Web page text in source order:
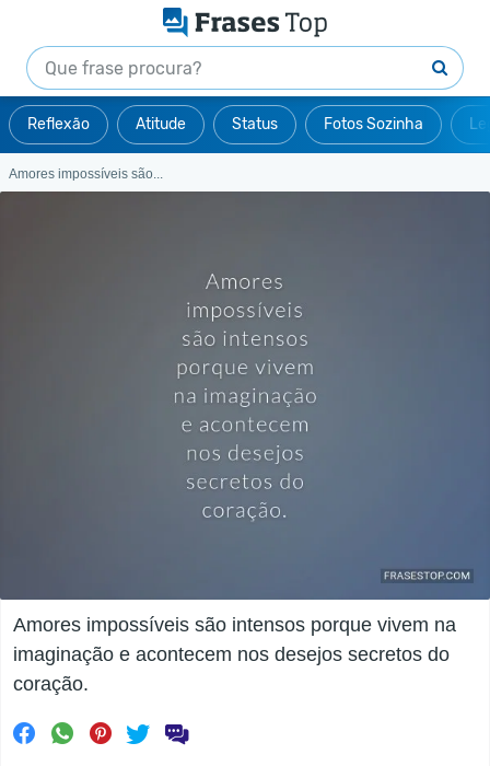
Reflexão Atitude Status Fotos Sozinha
Amores impossíveis são...
Amores impossíveis são intensos porque vivem na
imaginação e acontecem nos desejos secretos do
coração.